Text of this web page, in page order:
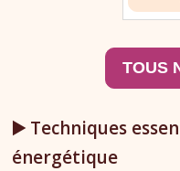
▶️ Techniques
énergétique